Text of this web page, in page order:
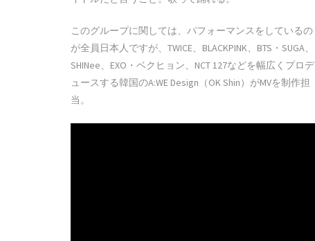
このグループに関しては、パフォーマンスをしているの
が全員日本人ですが、TWICE、BLACKPINK、BTS・SUGA、
SHINee、EXO・ベクヒョン、NCT 127などを幅広くプロデ
ュースする韓国のA:WE Design（OK Shin）がMVを制作担
当。